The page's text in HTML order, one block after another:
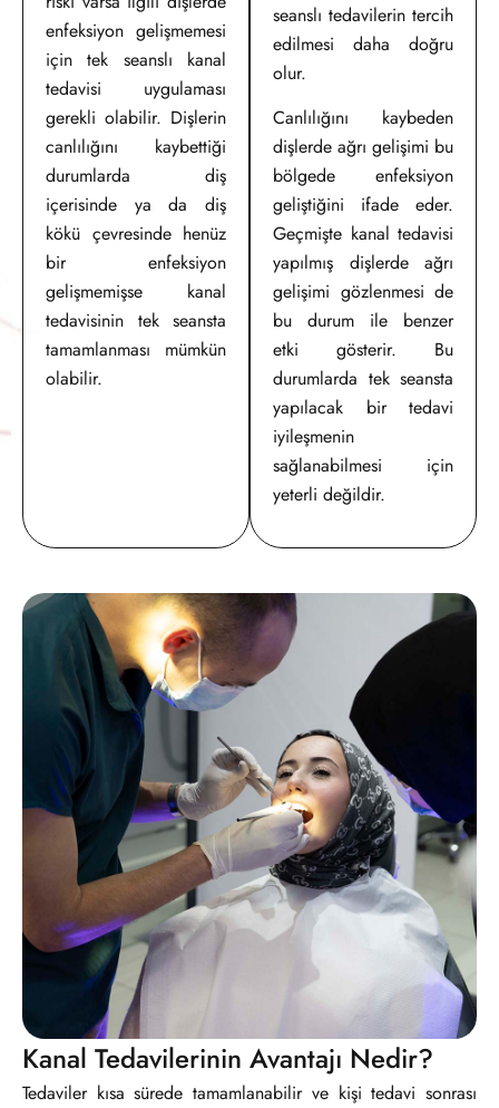
enfeksiyon gelişmemesi
için tek seanslı kanal
tedavisi uygulaması
gerekli olabilir. Dişlerin
canlılığını kaybettiği
durumlarda diş
içerisinde ya da diş
kökü çevresinde henüz
bir enfeksiyon
gelişmemişse kanal
tedavisinin tek seansta
tamamlanması mümkün
olabilir.
seanslı tedavilerin tercih
edilmesi daha doğru
olur.
Canlılığını kaybeden
dişlerde ağrı gelişimi bu
bölgede enfeksiyon
geliştiğini ifade eder.
Geçmişte kanal tedavisi
yapılmış dişlerde ağrı
gelişimi gözlenmesi de
bu durum ile benzer
etki gösterir. Bu
durumlarda tek seansta
yapılacak bir tedavi
iyileşmenin
sağlanabilmesi için
yeterli değildir.
Kanal Tedavilerinin Avantajı Nedir?
Tedaviler kısa sürede tamamlanabilir ve kişi tedavi sonrası